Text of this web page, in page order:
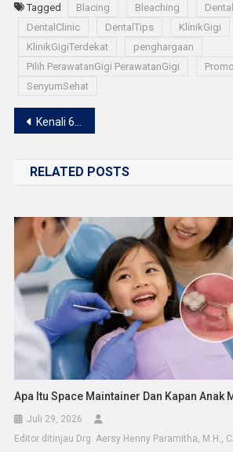
Tagged Blacing Bleaching Dental
DentalClinic
DentalTips
KlinikGigi
KlinikGigiTerdekat
penghargaan
Pilih PerawatanGigi PerawatanGigi
SenyumSehat
Navigasi
Kenali 6 Kebiasaan yang Bisa Merusak Gigi
RELATED POSTS
Apa Itu Space Maintainer Dan Kapan Anak
Juli 29, 2026
Editor ditinjau Drg. Aersy Henny Paramitha, M.H.,